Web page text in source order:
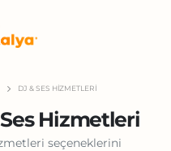
DJ & SES HIZMETLERI
Hizmetleri
seçeneklerini